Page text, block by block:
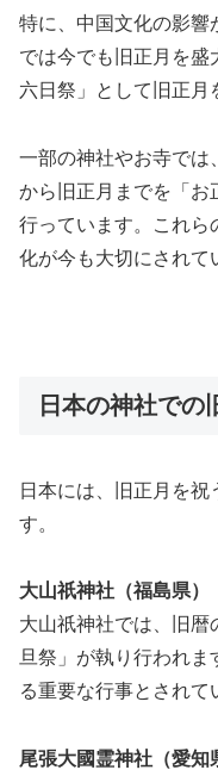
特に、中国文化の影響
では今でも旧正月を
六日祭」として旧正月
一部の神社やお寺では
から旧正月までを「お
行っています。これら
化が今も大切にされて
日本の神社での
日本には、旧正月を祝
す。
大山祇神社（福島県）
大山祇神社では、旧暦
旦祭」が執り行われ
る重要な行事とされて
尾張大國霊神社（愛知